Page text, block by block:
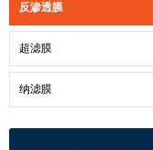
反渗透膜
超滤膜
纳滤膜